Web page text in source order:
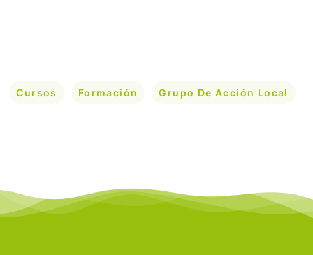
Cursos Formación Grupo De Acción Local